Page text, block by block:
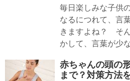
毎日楽しみな子供
なるにつれて、言
きますよね？ そ
かして、言葉が少
赤ちゃんの頭の
まで？対策方法